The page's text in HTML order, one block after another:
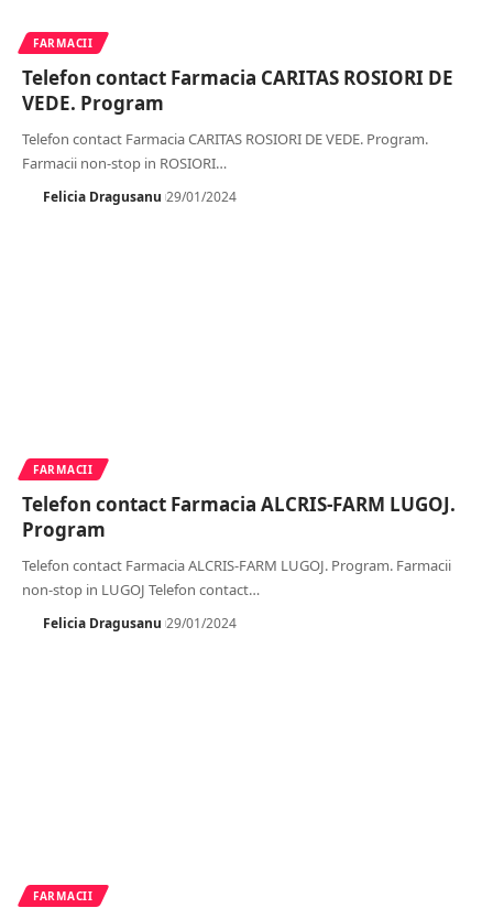
FARMACII
Telefon contact Farmacia CARITAS ROSIORI DE
VEDE. Program
Telefon contact Farmacia CARITAS ROSIORI DE VEDE. Program.
Farmacii non-stop in ROSIORI…
Felicia Dragusanu 29/01/2024
FARMACII
Telefon contact Farmacia ALCRIS-FARM LUGOJ.
Program
Telefon contact Farmacia ALCRIS-FARM LUGOJ. Program. Farmacii
non-stop in LUGOJ Telefon contact…
Felicia Dragusanu 29/01/2024
FARMACII